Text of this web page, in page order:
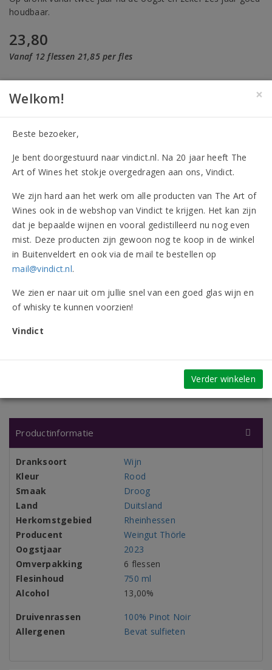
houdbaar.
23,80
Vanaf 12 flessen 21,85 per fles
GRATISbezorging vanaf € 30,-
Op werkdagen voor 17.00 uur
besteld,
volgende dag
in huis
Heeft u vragen?
Productinformatie
Dranksoort
Wijn
Kleur
Rood
Smaak
Droog
Land
Duitsland
Herkomstgebied
Rheinhessen
Producent
Weingut Thörle
Oogstjaar
2023
Omverpakking
6 flessen
Flesinhoud
750 ml
Alcohol
13,00%
Druivenrassen
100% Pinot Noir
Allergenen
Bevat sulfieten
×
Welkom!
Beste bezoeker,
Je bent doorgestuurd naar vindict.nl. Na 20 jaar heeft The
Art of Wines het stokje overgedragen aan ons, Vindict.
We zijn hard aan het werk om alle producten van The Art of
Wines ook in de webshop van Vindict te krijgen. Het kan zijn
dat je bepaalde wijnen en vooral gedistilleerd nu nog even
mist. Deze producten zijn gewoon nog te koop in de winkel
in Buitenveldert en ook via de mail te bestellen op
mail@vindict.nl.
We zien er naar uit om jullie snel van een goed glas wijn en
of whisky te kunnen voorzien!
Vindict
Verder winkelen